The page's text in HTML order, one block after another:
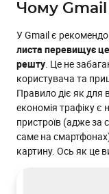
Чому Gmail
У Gmail є
листа перевищує
решту. Це не
користувача та
Правило діє як для
економія трафіку
пристроїв (адже за
саме на
картину. Ось як це